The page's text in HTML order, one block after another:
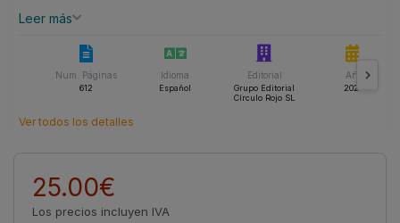
Luisa, que tiene que escapar de Sobradelo para huir de su violador,
Marcelino Sotelo.Miseria, inconformismo, lascivia y pureza
torbellino en el incomparable marco entre Dragonte y Villafranca del
Bierzo.La remembranza de los tiempos no tan lejanos en que las
aldeas de montaña bullían de vida y la gente luchaba sin reparos por
la justicia, la libertad y, ante todo, por sobrevivir.
Leer más
Num. Páginas
612
Idioma
Español
Editorial
Grupo Editorial
Círculo Rojo SL
Año
2023
Ver todos los detalles
25.00€
Los precios incluyen IVA